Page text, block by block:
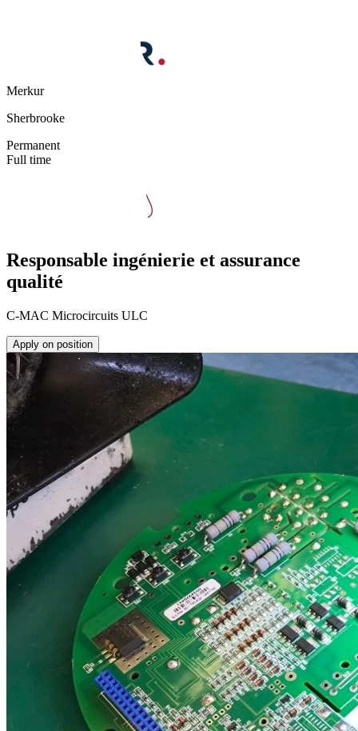
Merkur
Sherbrooke
Permanent
Full time
Responsable ingénierie et assurance
qualité
C-MAC Microcircuits ULC
Apply on position